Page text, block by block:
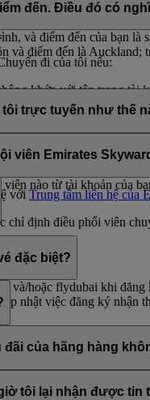
bằng Dặm thưởng
đi của tôi nếu:
khớp với tên trong
chỗ. Để cập nhật
các đặt chỗ sắp tới
đến. Điều đó có
và điểm đến của
và điểm đến là
Emirates Skywards có
với Trung tâm liên hệ của
chỉ định điều phối viên
trực tuyến như thế
khoản trực tuyến của
viên Emirates
nào từ tài khoản của
đặc biệt?
và/hoặc flydubai khi
nhật việc đăng ký nhận
ký ở cuối email của
Trung tâm liên hệ của
của hãng hàng
Emirates và flydubai, do
tôi lại nhận được